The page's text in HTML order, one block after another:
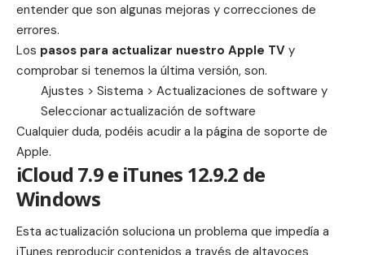
entender que son algunas mejoras y correcciones de
errores.
Los pasos para actualizar nuestro Apple TV y
comprobar si tenemos la última versión, son.
Ajustes > Sistema > Actualizaciones de software y
Seleccionar actualización de software
Cualquier duda, podéis acudir a la página de soporte de
Apple.
iCloud 7.9 e iTunes 12.9.2 de
Windows
Esta actualización soluciona un problema que impedía a
iTunes reproducir contenidos a través de altavoces